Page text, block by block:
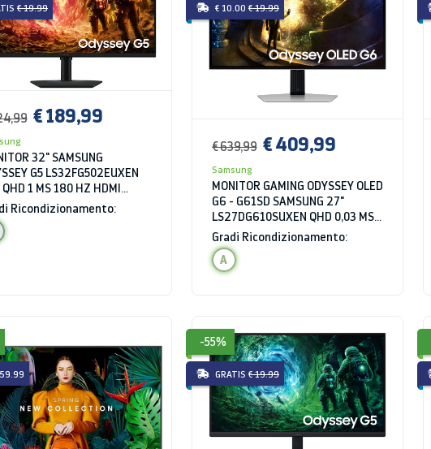
€ 19.99
€ 189,99
32" SAMSUNG
G5 LS32FG502EUXEN
QHD 1 MS 180 HZ HDMI
Ricondizionamento:
€ 10.00 € 19.99
€ 639,99 € 409,99
Samsung
MONITOR GAMING ODYSSEY OLED
G6 - G61SD SAMSUNG 27"
LS27DG610SUXEN QHD 0,03 MS
240 HZ HDR10 HDMI HUB USB
SILVER
Gradi Ricondizionamento:
A
-55%
GRATIS € 19.99